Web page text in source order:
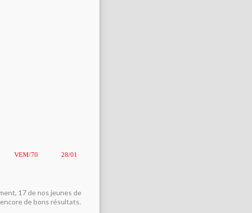
VEM/70 28/01
17 de nos jeunes de
de bons résultats.